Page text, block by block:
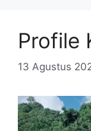
Profile
13 Agustus